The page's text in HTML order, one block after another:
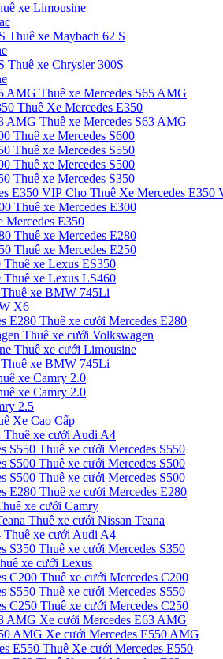
xe Limousine
Thuê xe Maybach 62 S
Thuê xe Chrysler 300S
Thuê xe Mercedes S65 AMG
Thuê Xe Mercedes E350
Thuê xe Mercedes S63 AMG
Thuê xe Mercedes S600
Thuê xe Mercedes S550
Thuê xe Mercedes S500
Thuê xe Mercedes S350
Cho Thuê Xe Mercedes E350
Thuê xe Mercedes E300
Mercedes E350
Thuê xe Mercedes E280
Thuê xe Mercedes E250
Thuê xe Lexus ES350
Thuê xe Lexus LS460
Thuê xe BMW 745Li
X6
Thuê xe cưới Mercedes E280
Thuê xe cưới Volkswagen
Thuê xe cưới Limousine
Thuê xe BMW 745Li
xe Camry 2.0
xe Camry 2.0
2.5
Xe Cao Cấp
Thuê xe cưới Audi A4
Thuê xe cưới Mercedes S550
Thuê xe cưới Mercedes S500
Thuê xe cưới Mercedes S500
Thuê xe cưới Mercedes E280
xe cưới Camry
Thuê xe cưới Nissan Teana
Thuê xe cưới Audi A4
Thuê xe cưới Mercedes S350
xe cưới Lexus
Thuê xe cưới Mercedes C200
Thuê xe cưới Mercedes S550
Thuê xe cưới Mercedes C250
Xe cưới Mercedes E63 AMG
Xe cưới Mercedes E550 AMG
Thuê Xe cưới Mercedes E550